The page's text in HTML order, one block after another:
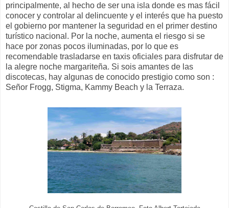
principalmente, al hecho de ser una isla donde es mas fácil
conocer y controlar al delincuente y el interés que ha puesto
el gobierno por mantener la seguridad en el primer destino
turístico nacional. Por la noche, aumenta el riesgo si se
hace por zonas pocos iluminadas, por lo que es
recomendable trasladarse en taxis oficiales para disfrutar de
la alegre noche margariteña. Si sois amantes de las
discotecas, hay algunas de conocido prestigio como son :
Señor Frogg, Stigma, Kammy Beach y la Terraza.